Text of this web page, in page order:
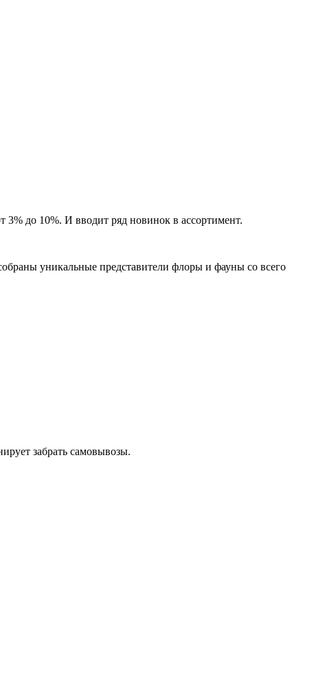
до 10%. И вводит ряд новинок в ассортимент.
уникальные представители флоры и фауны со всего
забрать самовывозы.